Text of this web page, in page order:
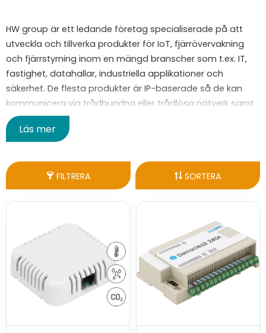
HW group är ett ledande företag specialiserade på att
utveckla och tillverka produkter för IoT, fjärrövervakning
och fjärrstyrning inom en mängd branscher som t.ex. IT,
fastighet, datahallar, industriella applikationer och
säkerhet. De flesta produkter är IP-baserade så de kan
kommunicera via trådbundna eller trådlösa nätverk samt
Internet.
Ett väldigt bra komplement som HW group erbjuder är
deras IP-baserade styr och övervakningsenheter. Det
finns nu även en gratisversion av portalen/molntjänsten
komplett produktkatalog.
Läs mer
FILTRERA SORTERA